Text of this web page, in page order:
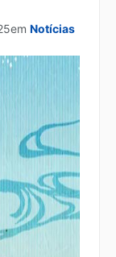
16 de abril de 2026
em Notícias